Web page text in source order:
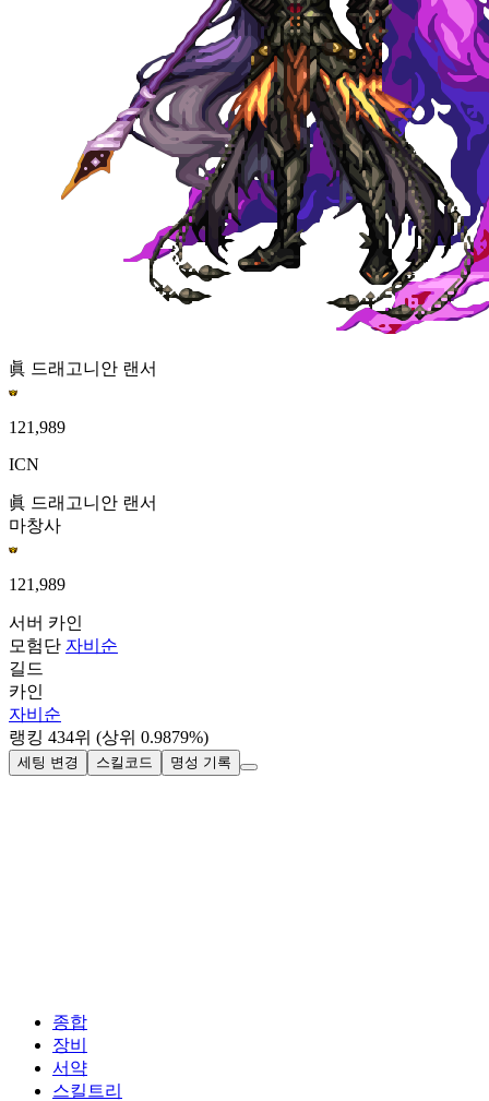
眞 드래고니안 랜서
121,989
ICN
眞 드래고니안 랜서
마창사
121,989
서버 카인
모험단 자비순
길드
카인
자비순
랭킹 434위 (상위 0.9879%)
세팅 변경 스킬코드 명성 기록
종합
장비
서약
스킬트리